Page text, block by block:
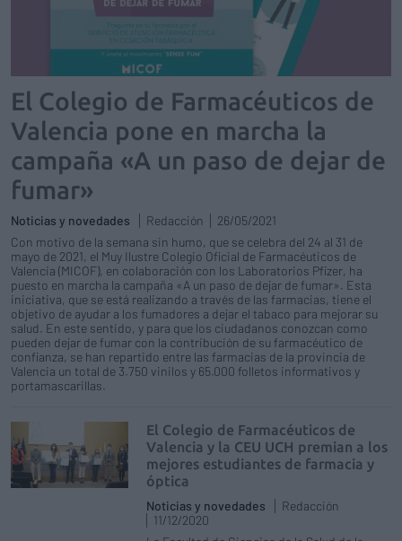
El Colegio de Farmacéuticos de
Valencia pone en marcha la
campaña «A un paso de dejar de
fumar»
Noticias y novedades Redacción
26/05/2021
Con motivo de la semana sin humo, que se celebra del 24 al 31 de
mayo de 2021, el Muy Ilustre Colegio Oficial de Farmacéuticos de
Valencia (MICOF), en colaboración con los Laboratorios Pfizer, ha
puesto en marcha la campaña «A un paso de dejar de fumar». Esta
iniciativa, que se está realizando a través de las farmacias, tiene el
objetivo de ayudar a los fumadores a dejar el tabaco para mejorar su
salud. En este sentido, y para que los ciudadanos conozcan como
pueden dejar de fumar con la contribución de su farmacéutico de
confianza, se han repartido entre las farmacias de la provincia de
Valencia un total de 3.750 vinilos y 65.000 folletos informativos y
portamascarillas.
El Colegio de Farmacéuticos de
Valencia y la CEU UCH premian a los
mejores estudiantes de farmacia y
óptica
Noticias y novedades
Redacción
11/12/2020